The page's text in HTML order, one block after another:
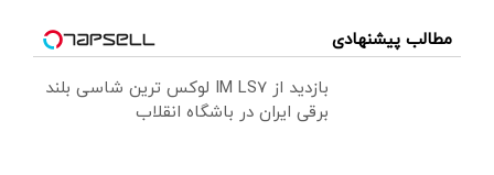
مطالب پیشنهادی
بازدید از IM LS7 لوکس ترین شاسی بلند
برقی ایران در باشگاه انقلاب